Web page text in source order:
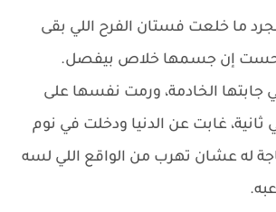
ما خلعت فستان الفرح اللي بقى
حست إن جسمها خلاص بيفصل.
جابتها الخادمة، ورمت نفسها على
ثانية، غابت عن الدنيا ودخلت في نوم
له عشان تهرب من الواقع اللي لسه